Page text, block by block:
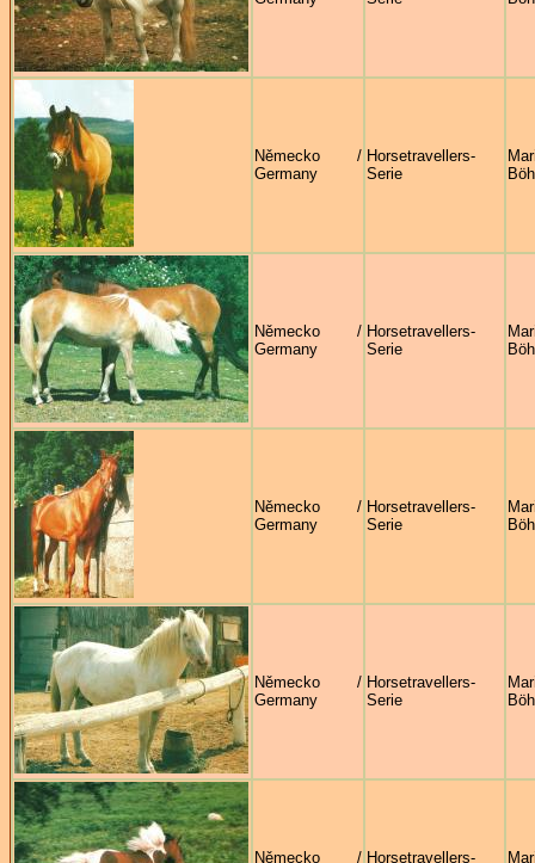
Německo /
Germany
Horsetravellers-
Serie
Německo /
Germany
Horsetravellers-
Serie
Německo /
Germany
Horsetravellers-
Serie
Německo /
Germany
Horsetravellers-
Serie
Německo / Horsetravellers-